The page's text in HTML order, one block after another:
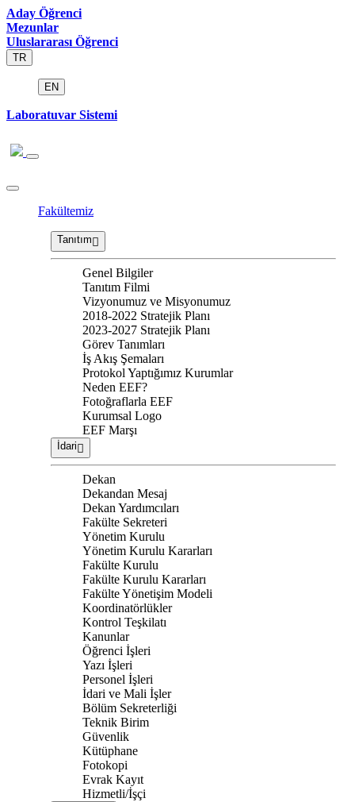
Aday Öğrenci
Mezunlar
Uluslararası Öğrenci
TR
EN
Laboratuvar Sistemi
Fakültemiz
Tanıtım
Genel Bilgiler
Tanıtım Filmi
Vizyonumuz ve Misyonumuz
2018-2022 Stratejik Planı
2023-2027 Stratejik Planı
Görev Tanımları
İş Akış Şemaları
Protokol Yaptığımız Kurumlar
Neden EEF?
Fotoğraflarla EEF
Kurumsal Logo
EEF Marşı
İdari
Dekan
Dekandan Mesaj
Dekan Yardımcıları
Fakülte Sekreteri
Yönetim Kurulu
Yönetim Kurulu Kararları
Fakülte Kurulu
Fakülte Kurulu Kararları
Fakülte Yönetişim Modeli
Koordinatörlükler
Kontrol Teşkilatı
Kanunlar
Öğrenci İşleri
Yazı İşleri
Personel İşleri
İdari ve Mali İşler
Bölüm Sekreterliği
Teknik Birim
Güvenlik
Kütüphane
Fotokopi
Evrak Kayıt
Hizmetli/İşçi